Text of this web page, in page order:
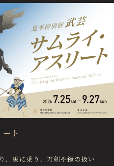
（公開文庫）
Area General
Site
インフォメーションサイト
ラン徳川園（フランス料理）
ト
、馬に乗り、刀剣や鑓の扱い